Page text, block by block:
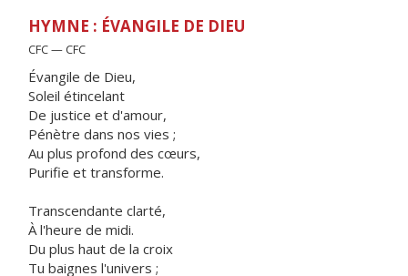
HYMNE : ÉVANGILE DE DIEU
CFC — CFC
Évangile de Dieu,
Soleil étincelant
De justice et d'amour,
Pénètre dans nos vies ;
Au plus profond des cœurs,
Purifie et transforme.
Transcendante clarté,
À l'heure de midi.
Du plus haut de la croix
Tu baignes l'univers ;